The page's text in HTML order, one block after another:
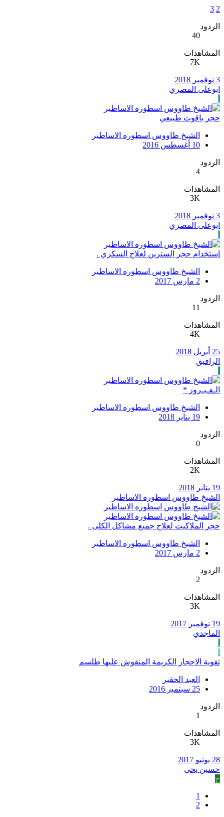
2
3
الردود
40
المشاهدات
7K
3 نوفمبر 2018
ابوعلى المصري
حجر ياقوت طبيعي
الشيخ طاووس اسطوره الاساطير
10 أغسطس 2016
الردود
4
المشاهدات
3K
3 نوفمبر 2018
ابوعلى المصري
إستخدام حجر السترين لعلاج السكري .
الشيخ طاووس اسطوره الاساطير
2 مارس 2017
الردود
11
المشاهدات
4K
25 أبريل 2018
الرافيق
الـفـيـروز *
الشيخ طاووس اسطوره الاساطير
19 يناير 2018
الردود
0
المشاهدات
2K
19 يناير 2018
الشيخ طاووس اسطوره الاساطير
حجر الملاكيت لعلاج جميع مشاكل الكلى .
الشيخ طاووس اسطوره الاساطير
2 مارس 2017
الردود
2
المشاهدات
3K
19 نوفمبر 2017
الماجدي
تقوية الاحجار الكريمة المنقوش عليها طلسم
العبد الحقير
25 سبتمبر 2016
الردود
1
المشاهدات
3K
28 يونيو 2017
حسين يحى
ح
1
2